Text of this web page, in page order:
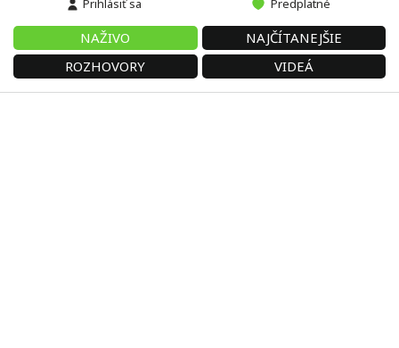
Prihlásiť sa Predplatné
NAŽIVO
NAJČÍTANEJŠIE
ROZHOVORY
VIDEÁ